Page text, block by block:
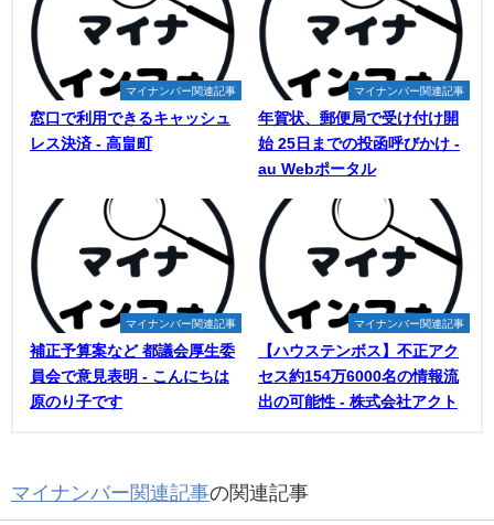
マイナンバー関連記事
窓口で利用できるキャッシュ
レス決済 - 高畠町
マイナンバー関連記事
年賀状、郵便局で受け付け開
始 25日までの投函呼びかけ -
au Webポータル
マイナンバー関連記事
補正予算案など 都議会厚生委
員会で意見表明 - こんにちは
原のり子です
マイナンバー関連記事
【ハウステンボス】不正アク
セス約154万6000名の情報流
出の可能性 - 株式会社アクト
マイナンバー関連記事の関連記事